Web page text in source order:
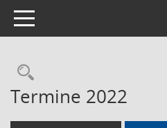
Toggle navigation
Rechercheauswahl
Termine 2022